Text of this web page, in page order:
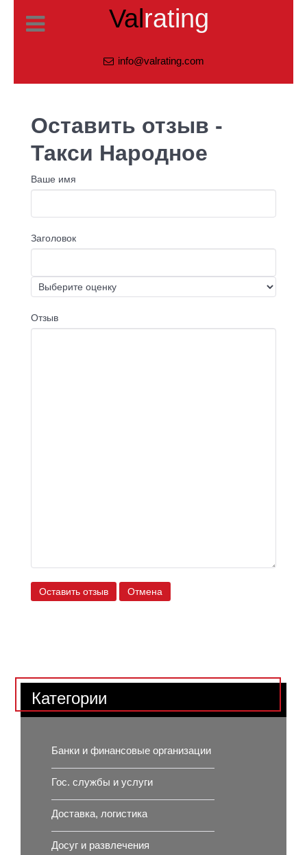
Valrating
info@valrating.com
Оставить отзыв -
Такси Народное
Ваше имя
Заголовок
Отзыв
Оставить отзыв Отмена
Категории
Банки и финансовые организации
Гос. службы и услуги
Доставка, логистика
Досуг и развлечения